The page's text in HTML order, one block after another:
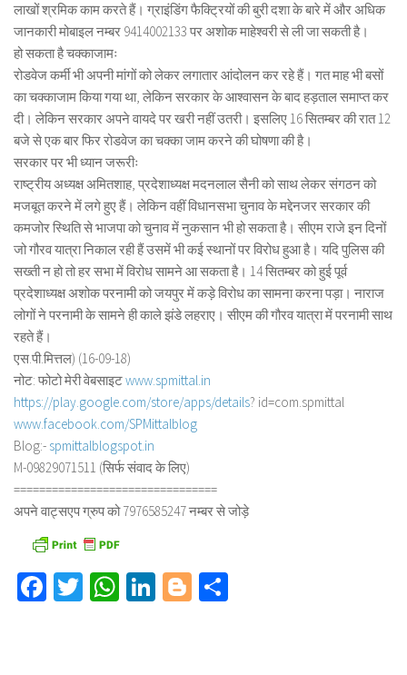
लाखों श्रमिक काम करते हैं। ग्राइंडिंग फैक्ट्रियों की बुरी दशा के बारे में और अधिक
जानकारी मोबाइल नम्बर 9414002133 पर अशोक माहेश्वरी से ली जा सकती है।
हो सकता है चक्काजामः
रोडवेज कर्मी भी अपनी मांगों को लेकर लगातार आंदोलन कर रहे हैं। गत माह भी बसों
का चक्काजाम किया गया था, लेकिन सरकार के आश्वासन के बाद हड़ताल समाप्त कर
दी। लेकिन सरकार अपने वायदे पर खरी नहीं उतरी। इसलिए 16 सितम्बर की रात 12
बजे से एक बार फिर रोडवेज का चक्का जाम करने की घोषणा की है।
सरकार पर भी ध्यान जरूरीः
राष्ट्रीय अध्यक्ष अमितशाह, प्रदेशाध्यक्ष मदनलाल सैनी को साथ लेकर संगठन को
मजबूत करने में लगे हुए हैं। लेकिन वहीं विधानसभा चुनाव के मद्देनजर सरकार की
कमजोर स्थिति से भाजपा को चुनाव में नुकसान भी हो सकता है। सीएम राजे इन दिनों
जो गौरव यात्रा निकाल रही हैं उसमें भी कई स्थानों पर विरोध हुआ है। यदि पुलिस की
सख्ती न हो तो हर सभा में विरोध सामने आ सकता है। 14 सितम्बर को हुई पूर्व
प्रदेशाध्यक्ष अशोक परनामी को जयपुर में कड़े विरोध का सामना करना पड़ा। नाराज
लोगों ने परनामी के सामने ही काले झंडे लहराए। सीएम की गौरव यात्रा में परनामी साथ
रहते हैं।
एस.पी.मित्तल) (16-09-18)
नोट: फोटो मेरी वेबसाइटwww.spmittal.in
https://play.google.com/store/apps/details? id=com.spmittal
www.facebook.com/SPMittalblog
Blog:- spmittalblogspot.in
M-09829071511 (सिर्फ संवाद के लिए)
================================
अपने वाट्सएप ग्रुप को 7976585247 नम्बर से जोड़े
Facebook
TwitterWhatsApp
LinkedIn
Blogger